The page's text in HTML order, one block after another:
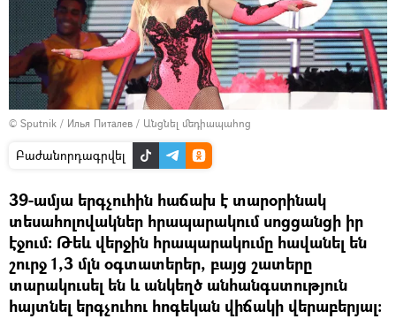
© Sputnik / Илья Питалев / Անցնել մեդիապահոց
Բաժանորդագրվել
39-ամյա երգչուհին հաճախ է տարօրինակ
տեսահոլովակներ հրապարակում սոցցանցի իր
էջում։ Թեև վերջին հրապարակումը հավանել են
շուրջ 1,3 մլն օգտատերեր, բայց շատերը
տարակուսել են և անկեղծ անհանգստություն
հայտնել երգչուհու հոգեկան վիճակի վերաբերյալ։